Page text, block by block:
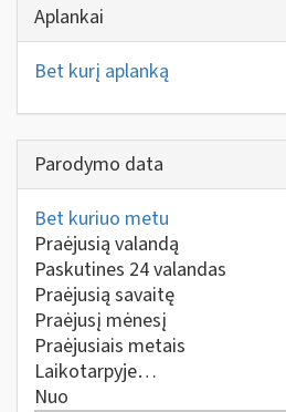
Aplankai
Bet kurį aplanką
Parodymo data
Bet kuriuo metu
Praėjusią valandą
Paskutines 24 valandas
Praėjusią savaitę
Praėjusį mėnesį
Praėjusiais metais
Laikotarpyje…
Nuo